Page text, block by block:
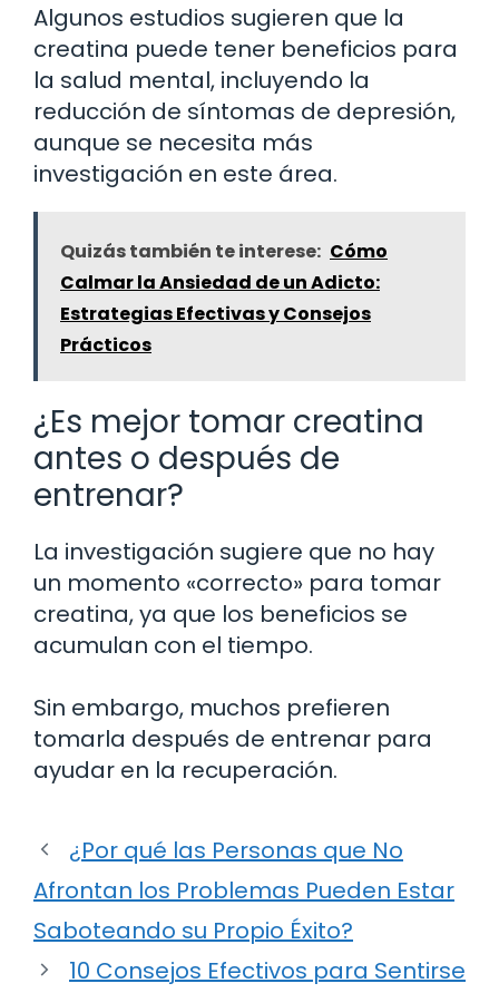
Algunos estudios sugieren que la
creatina puede tener beneficios para
la salud mental, incluyendo la
reducción de síntomas de depresión,
aunque se necesita más
investigación en este área.
Quizás también te interese: Cómo
Calmar la Ansiedad de un Adicto:
Estrategias Efectivas y Consejos
Prácticos
¿Es mejor tomar creatina
antes o después de
entrenar?
La investigación sugiere que no hay
un momento «correcto» para tomar
creatina, ya que los beneficios se
acumulan con el tiempo.
Sin embargo, muchos prefieren
tomarla después de entrenar para
ayudar en la recuperación.
¿Por qué las Personas que No
Afrontan los Problemas Pueden Estar
Saboteando su Propio Éxito?
10 Consejos Efectivos para Sentirse